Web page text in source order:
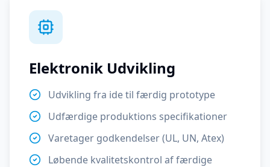
Elektronik Udvikling
Udvikling fra ide til færdig prototype
Udfærdige produktions specifikationer
Varetager godkendelser (UL, UN, Atex)
Løbende kvalitetskontrol af færdige